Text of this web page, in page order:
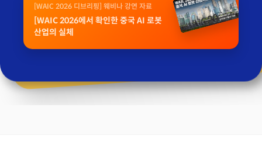
[WAIC 2026 디브리핑] 웨비나 강연 자료
[WAIC 2026에서 확인한 중국 AI 로봇
산업의 실체